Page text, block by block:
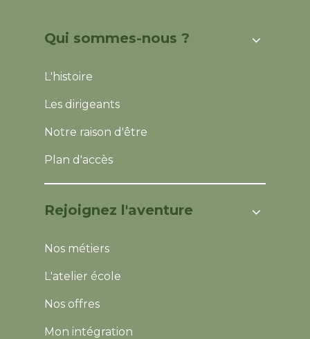
Qui sommes-nous ?
L'histoire
Les dirigeants
Notre raison d'être
Plan d'accès
Rejoignez l'aventure
Nos métiers
L'atelier école
Nos offres
Mon intégration